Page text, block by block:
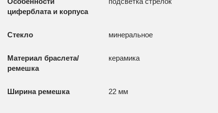
циферблата и корпуса
Стекло минеральное
Материал браслета/
ремешка
керамика
Ширина ремешка 22 мм